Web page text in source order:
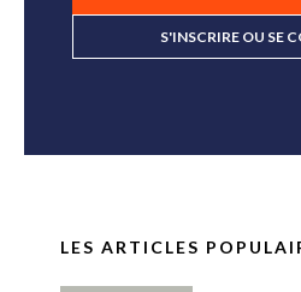
S'INSCRIRE OU SE
LES ARTICLES